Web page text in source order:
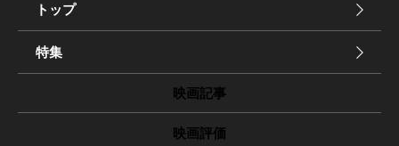
トップ
特集
映画記事
映画評価